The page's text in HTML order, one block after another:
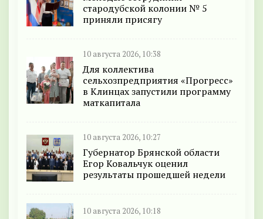
стародубской колонии № 5
приняли присягу
10 августа 2026, 10:38
Для коллектива
сельхозпредприятия «Прогресс»
в Клинцах запустили программу
маткапитала
10 августа 2026, 10:27
Губернатор Брянской области
Егор Ковальчук оценил
результаты прошедшей недели
10 августа 2026, 10:18